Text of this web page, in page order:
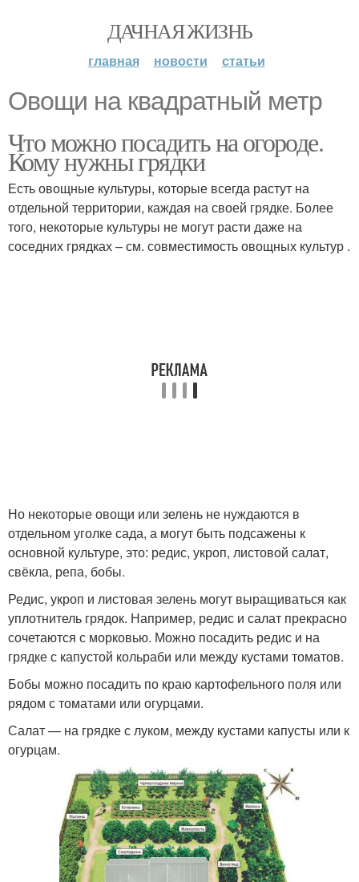
ДАЧНАЯ ЖИЗНЬ
главная новости статьи
Овощи на квадратный метр
Что можно посадить на огороде.
Кому нужны грядки
Есть овощные культуры, которые всегда растут на
отдельной территории, каждая на своей грядке. Более
того, некоторые культуры не могут расти даже на
соседних грядках – см. совместимость овощных культур .
Но некоторые овощи или зелень не нуждаются в
отдельном уголке сада, а могут быть подсажены к
основной культуре, это: редис, укроп, листовой салат,
свёкла, репа, бобы.
Редис, укроп и листовая зелень могут выращиваться как
уплотнитель грядок. Например, редис и салат прекрасно
сочетаются с морковью. Можно посадить редис и на
грядке с капустой кольраби или между кустами томатов.
Бобы можно посадить по краю картофельного поля или
рядом с томатами или огурцами.
Салат — на грядке с луком, между кустами капусты или к
огурцам.